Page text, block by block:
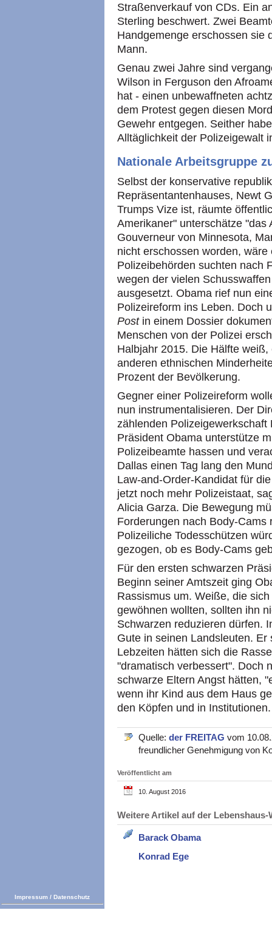
Straßenverkauf von CDs. Ein
Sterling beschwert. Zwei
Handgemenge erschossen sie
Mann.
Genau zwei Jahre sind
Wilson in Ferguson den
hat - einen unbewaffneten
dem Protest gegen diesen
Gewehr entgegen. Seither
Alltäglichkeit der Polizeigewalt
Nationale Arbeitsgruppe
Selbst der konservative
Repräsentantenhauses, Newt
Trumps Vize ist, räumte
Amerikaner" unterschätze
Gouverneur von Minnesota,
nicht erschossen worden,
Polizeibehörden suchten nach
wegen der vielen
ausgesetzt. Obama rief nun
Polizeireform ins Leben. Doch
Postin einem Dossier
Menschen von der Polizei
Halbjahr 2015. Die Hälfte
anderen ethnischen
Prozent der Bevölkerung.
Gegner einer Polizeireform
nun instrumentalisieren. Der
zählenden
Präsident Obama unterstütze
Polizeibeamte hassen und
Dallas einen Tag lang den
Law-and-Order-Kandidat für
jetzt noch mehr Polizeistaat,
Alicia Garza. Die Bewegung
Forderungen nach Body-
Polizeiliche Todesschützen
gezogen, ob es Body-Cams
Für den ersten schwarzen
Beginn seiner Amtszeit ging
Rassismus um. Weiße, die
gewöhnen wollten, sollten ihn
Schwarzen reduzieren dürfen.
Gute in seinen Landsleuten.
Lebzeiten hätten sich die
"dramatisch verbessert". Doch
schwarze Eltern Angst hätten,
wenn ihr Kind aus dem Haus
den Köpfen und in Institutionen.
Quelle: der FREITAG vom
freundlicher Genehmigung von
Veröffentlicht am
10. August 2016
Weitere Artikel auf der
Barack Obama
Konrad Ege
Impressum / Datenschutz